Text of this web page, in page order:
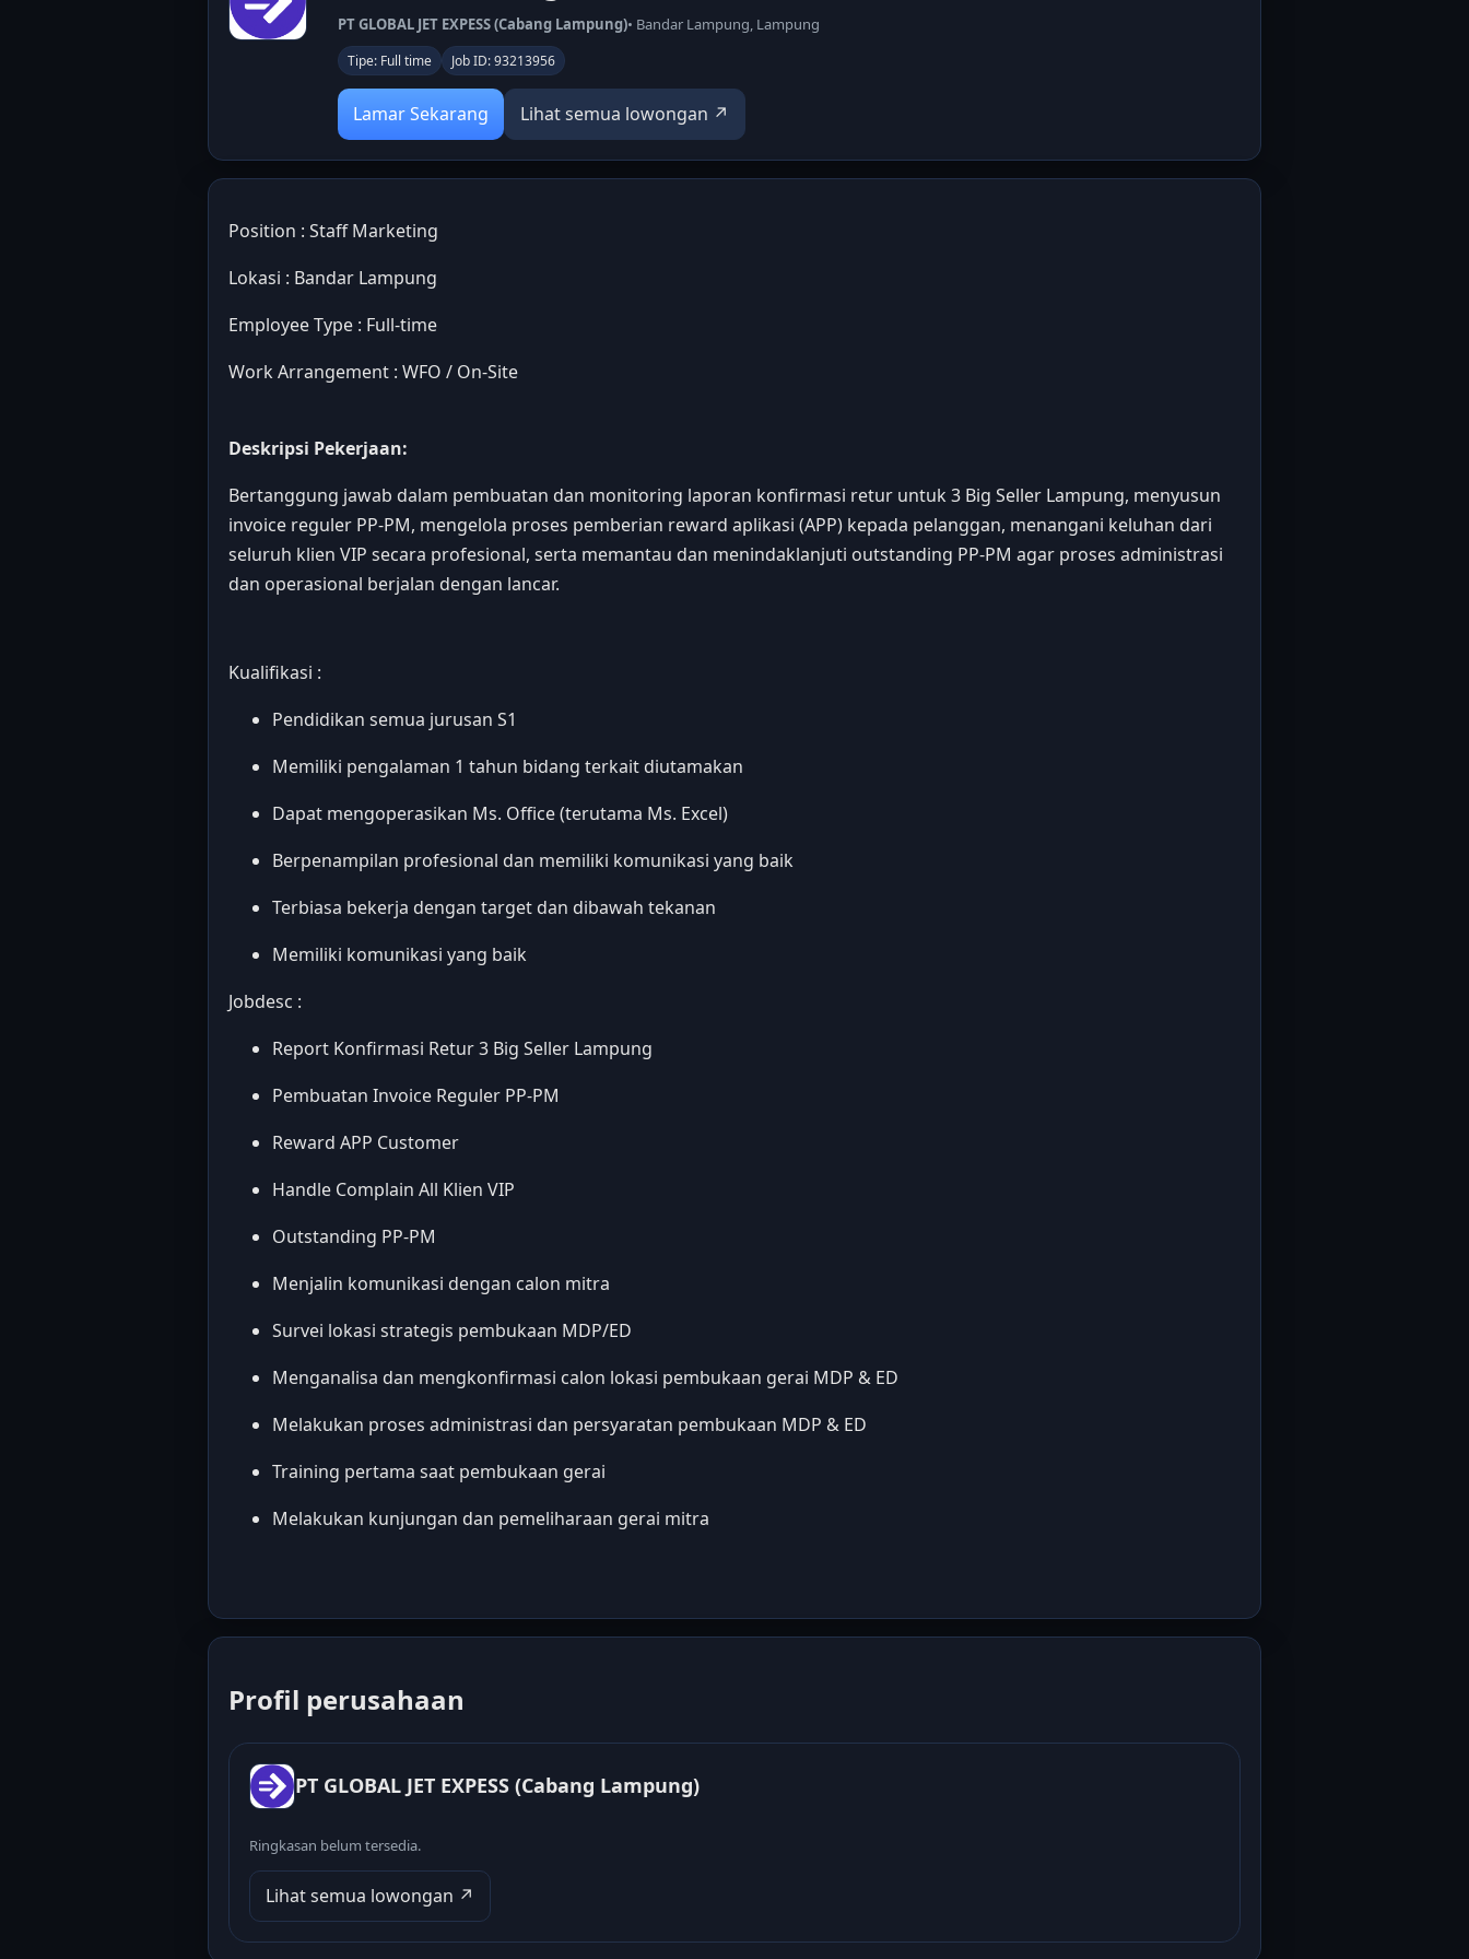
PT GLOBAL JET EXPESS (Cabang Lampung)• Bandar Lampung, Lampung
Tipe: Full time Job ID: 93213956
Lamar Sekarang Lihat semua lowongan ↗
Position : Staff Marketing
Lokasi : Bandar Lampung
Employee Type : Full-time
Work Arrangement : WFO / On-Site
Deskripsi Pekerjaan:
Bertanggung jawab dalam pembuatan dan monitoring laporan konfirmasi retur untuk 3 Big Seller Lampung, menyusun
invoice reguler PP-PM, mengelola proses pemberian reward aplikasi (APP) kepada pelanggan, menangani keluhan dari
seluruh klien VIP secara profesional, serta memantau dan menindaklanjuti outstanding PP-PM agar proses administrasi
dan operasional berjalan dengan lancar.
Kualifikasi :
Pendidikan semua jurusan S1
Memiliki pengalaman 1 tahun bidang terkait diutamakan
Dapat mengoperasikan Ms. Office (terutama Ms. Excel)
Berpenampilan profesional dan memiliki komunikasi yang baik
Terbiasa bekerja dengan target dan dibawah tekanan
Memiliki komunikasi yang baik
Jobdesc :
Report Konfirmasi Retur 3 Big Seller Lampung
Pembuatan Invoice Reguler PP-PM
Reward APP Customer
Handle Complain All Klien VIP
Outstanding PP-PM
Menjalin komunikasi dengan calon mitra
Survei lokasi strategis pembukaan MDP/ED
Menganalisa dan mengkonfirmasi calon lokasi pembukaan gerai MDP & ED
Melakukan proses administrasi dan persyaratan pembukaan MDP & ED
Training pertama saat pembukaan gerai
Melakukan kunjungan dan pemeliharaan gerai mitra
Profil perusahaan
PT GLOBAL JET EXPESS (Cabang Lampung)
Ringkasan belum tersedia.
Lihat semua lowongan ↗